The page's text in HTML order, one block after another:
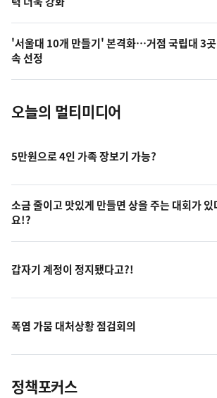
늘
의
사
진
'서울대 10개 만들기' 본격화…거점 국립대 3
속 선정
오늘의 멀티미디어
5만원으로 4인 가족 장보기 가능?
소금 줄이고 맛있게 만들면 상을 주는 대회가 있
요!?
갑자기 계정이 정지됐다고?!
폭염 가뭄 대처상황 점검회의
정책포커스